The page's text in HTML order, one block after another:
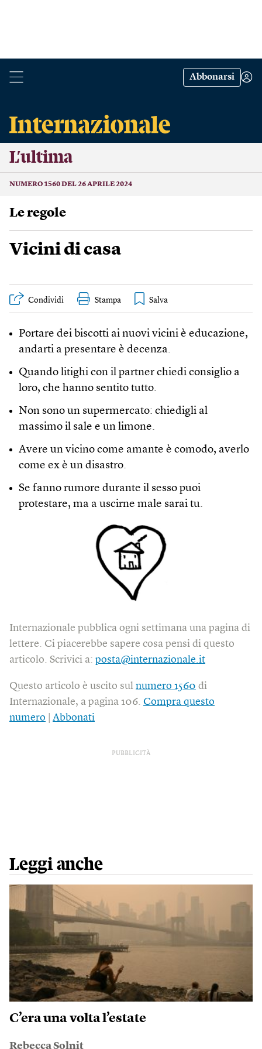
Abbonarsi
L’ultima
NUMERO 1560 DEL 26 APRILE 2024
Le regole
Vicini di casa
Condividi Stampa
Portare dei biscotti ai nuovi vicini è educazione,
andarti a presentare è decenza.
Quando litighi con il partner chiedi consiglio a
loro, che hanno sentito tutto.
Non sono un supermercato: chiedigli al
massimo il sale e un limone.
Avere un vicino come amante è comodo, averlo
come ex è un disastro.
Se fanno rumore durante il sesso puoi
protestare, ma a uscirne male sarai tu.
Internazionale pubblica ogni settimana una pagina di
lettere. Ci piacerebbe sapere cosa pensi di questo
articolo. Scrivici a: posta@internazionale.it
Questo articolo è uscito sul numero 1560 di
Internazionale, a pagina 106. Compra questo
numero
Abbonati
PUBBLICITÀ
Leggi anche
C’era una volta l’estate
Rebecca Solnit